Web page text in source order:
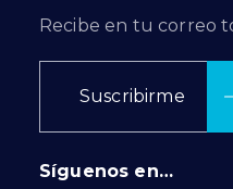
Recibe en tu correo
Suscribirme
Síguenos en…